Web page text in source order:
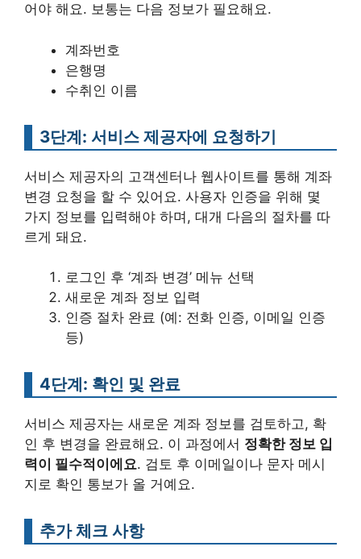
어야 해요. 보통는 다음 정보가 필요해요.
계좌번호
은행명
수취인 이름
3단계: 서비스 제공자에 요청하기
서비스 제공자의 고객센터나 웹사이트를 통해 계좌
변경 요청을 할 수 있어요. 사용자 인증을 위해 몇
가지 정보를 입력해야 하며, 대개 다음의 절차를 따
르게 돼요.
로그인 후 ‘계좌 변경’ 메뉴 선택
새로운 계좌 정보 입력
인증 절차 완료 (예: 전화 인증, 이메일 인증
등)
4단계: 확인 및 완료
서비스 제공자는 새로운 계좌 정보를 검토하고, 확
인 후 변경을 완료해요. 이 과정에서 정확한 정보 입
력이 필수적이에요. 검토 후 이메일이나 문자 메시
지로 확인 통보가 올 거예요.
추가 체크 사항